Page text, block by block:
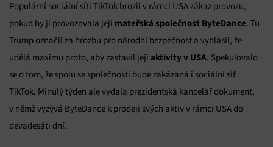
Populární sociální síti TikTok hrozil v rámci USA zákaz provozu,
pokud by ji provozovala její mateřská společnost ByteDance. Tu
Trump označil za hrozbu pro národní bezpečnost a vyhlásil, že
udělá maximu proto, aby zastavil její aktivity v USA. Spekulovalo
se o tom, že spolu se společností bude zakázaná i sociální síť
TikTok. Minulý týden ale vydala prezidentská kancelář dokument,
v němž vyzývá ByteDance k prodeji svých aktiv v rámci USA do
devadesáti dní.